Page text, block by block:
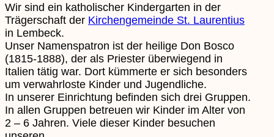
Wir sind ein katholischer Kindergarten in der
Trägerschaft der Kirchengemeinde St. Laurentius
in Lembeck.
Unser Namenspatron ist der heilige Don Bosco
(1815-1888), der als Priester überwiegend in
Italien tätig war. Dort kümmerte er sich besonders
um verwahrloste Kinder und Jugendliche.
In unserer Einrichtung befinden sich drei Gruppen.
In allen Gruppen betreuen wir Kinder im Alter von
2 – 6 Jahren. Viele dieser Kinder besuchen